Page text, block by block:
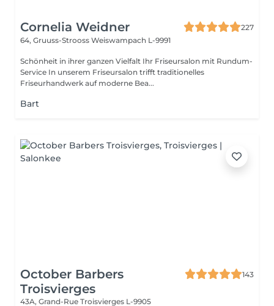
Cornelia Weidner
227
64, Gruuss-Strooss Weiswampach L-9991
Schönheit in ihrer ganzen Vielfalt Ihr Friseursalon mit Rundum-
Service In unserem Friseursalon trifft traditionelles
Friseurhandwerk auf moderne Bea...
Bart
October Barbers
Troisvierges
143
43A, Grand-Rue Troisvierges L-9905